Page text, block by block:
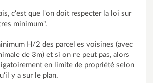
c'est que l'on doit respecter la loi sur
minimum".
H/2 des parcelles voisines (avec
de 3m) et si on ne peut pas, alors
en limite de propriété selon
y a sur le plan.